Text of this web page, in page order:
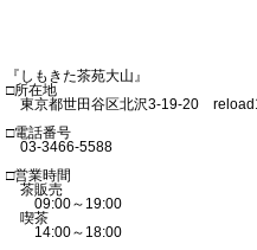
『しもきた茶苑大山』
□所在地
東京都世田谷区北沢3-19-20
□電話番号
03-3466-5588
□営業時間
茶販売
09:00～19:00
喫茶
14:00～18:00